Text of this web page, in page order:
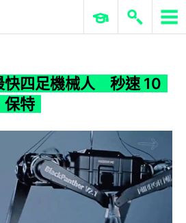
ERP 與商業 AI
快四足機械人 秒速 10
保特